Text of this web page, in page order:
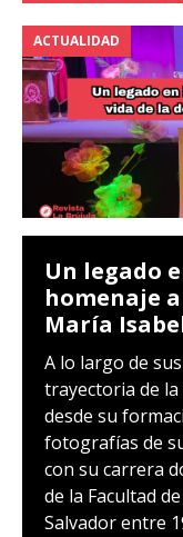
ACTUALIDAD
Un legado
homenaje
María
A lo largo de
trayectoria de
desde su
fotografías de
con su carrera
de la Facultad
Salvador entre